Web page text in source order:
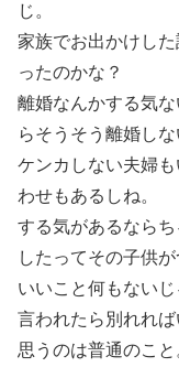
じ。
家族でお出かけし
ったのかな？
離婚なんかする気
らそうそう離婚しな
ケンカしない夫婦
わせもあるしね。
する気があるなら
したってその子供
いいこと何もない
言われたら別れれ
思うのは普通のこ